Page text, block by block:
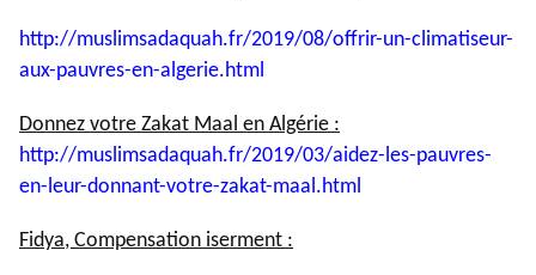
http://muslimsadaquah.fr/2019/08/offrir-un-climatiseur-
aux-pauvres-en-algerie.html
Donnez votre Zakat Maal en Algérie :
http://muslimsadaquah.fr/2019/03/aidez-les-pauvres-
en-leur-donnant-votre-zakat-maal.html
Fidya, Compensation iserment :